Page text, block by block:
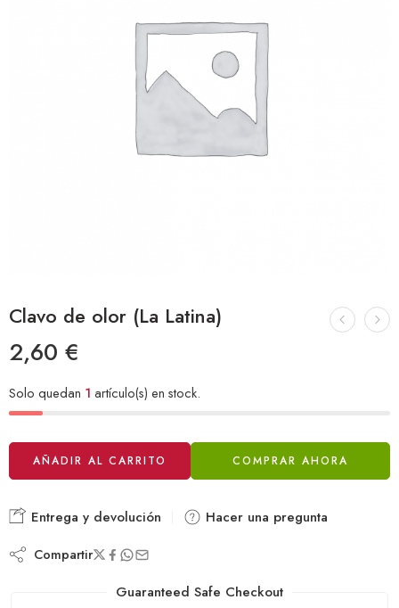
Clavo de olor (La Latina)
2,60 €
Solo quedan 1 artículo(s) en stock.
AÑADIR AL CARRITO COMPRAR AHORA
Alternative:
Entrega y devolución Hacer una pregunta
Compartir
Guaranteed Safe Checkout